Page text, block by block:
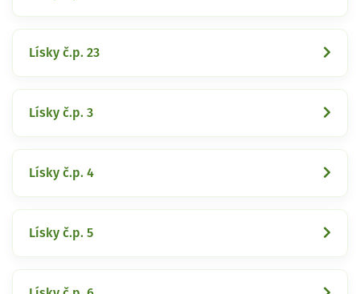
Lísky č.p. 23
Lísky č.p. 3
Lísky č.p. 4
Lísky č.p. 5